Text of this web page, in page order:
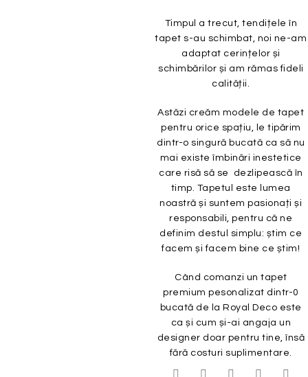
Timpul a trecut, tendițele în
tapet s-au schimbat, noi ne-am
adaptat cerințelor și
schimbărilor și am rămas fideli
calității.
Astăzi creăm modele de tapet
pentru orice spațiu, le tipărim
dintr-o singură bucată ca să nu
mai existe îmbinări inestetice
care risă să se dezlipească în
timp. Tapetul este lumea
noastră și suntem pasionați și
responsabili, pentru că ne
definim destul simplu: știm ce
facem și facem bine ce știm!
Când comanzi un tapet
premium pesonalizat dintr-0
bucată de la Royal Deco este
ca și cum și-ai angaja un
designer doar pentru tine, însă
fără costuri suplimentare.